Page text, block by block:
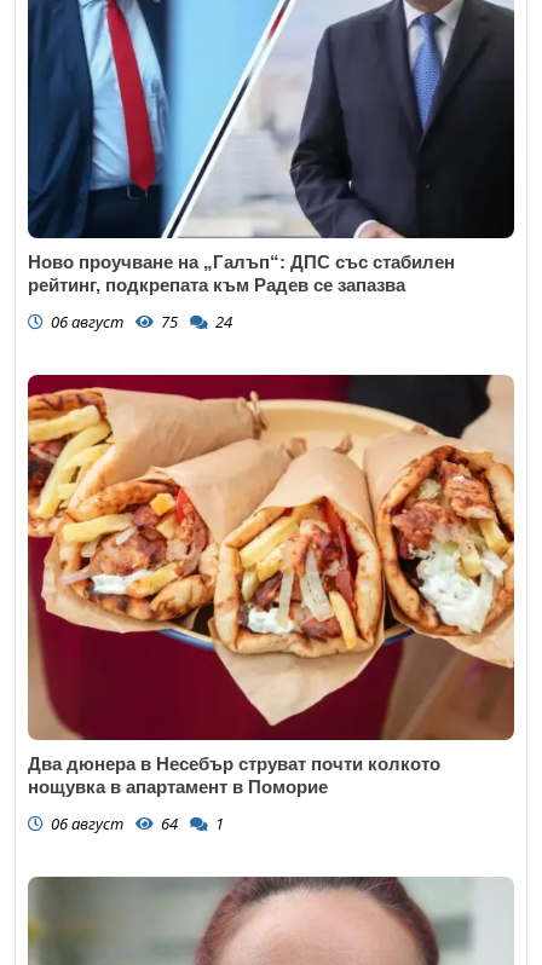
Ново проучване на „Галъп“: ДПС със стабилен
рейтинг, подкрепата към Радев се запазва
06 август 75 24
Два дюнера в Несебър струват почти колкото
нощувка в апартамент в Поморие
06 август 64 1